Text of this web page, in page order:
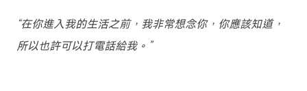
“在你進入我的生活之前，我非常想念你，你應該知道，
所以也許可以打電話給我。”